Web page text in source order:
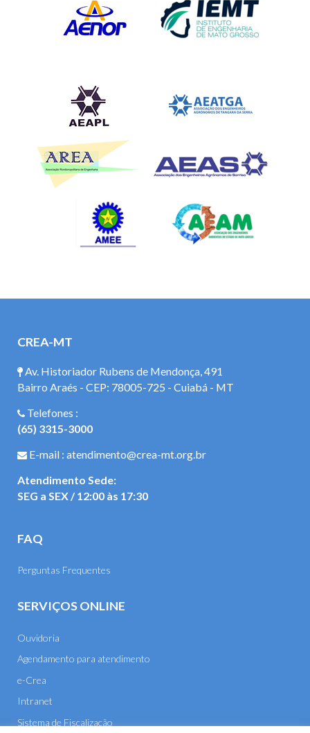
CREA-MT
Av. Historiador Rubens de Mendonça, 491
Bairro Araés - CEP: 78005-725 - Cuiabá - MT
Telefones :
(65) 3315-3000
E-mail : atendimento@crea-mt.org.br
Atendimento Sede:
SEG a SEX / 12:00 às 17:30
FAQ
Perguntas Frequentes
SERVIÇOS ONLINE
Ouvidoria
Agendamento para atendimento
e-Crea
Intranet
Sistema de Fiscalização